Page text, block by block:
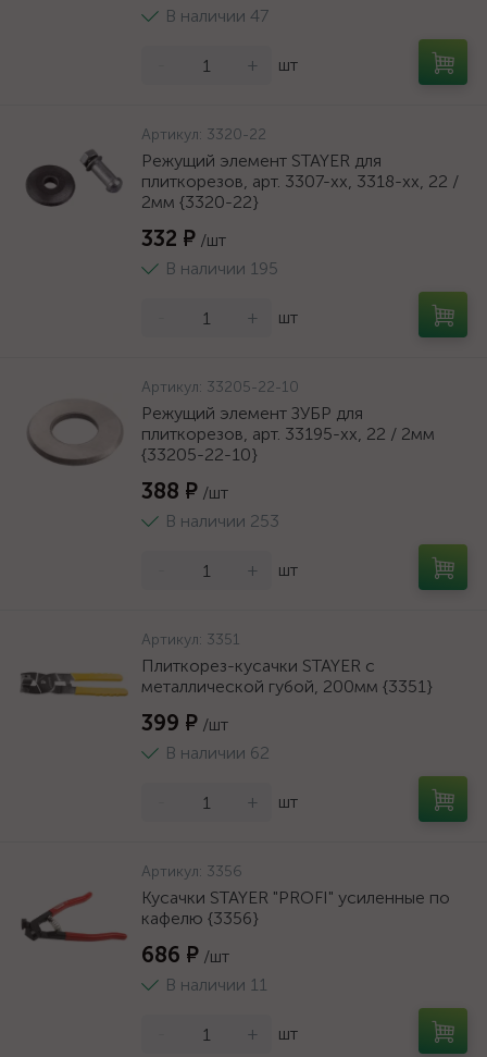
В наличии 47
+ шт
Артикул: 3320-22
Режущий элемент STAYER для
плиткорезов, арт. 3307-хх, 3318-хх, 22 /
2мм {3320-22}
332 ₽ /шт
В наличии 195
+ шт
Артикул: 33205-22-10
Режущий элемент ЗУБР для
плиткорезов, арт. 33195-хх, 22 / 2мм
{33205-22-10}
388 ₽ /шт
В наличии 253
+ шт
Артикул: 3351
Плиткорез-кусачки STAYER с
металлической губой, 200мм {3351}
399 ₽ /шт
В наличии 62
+ шт
Артикул: 3356
Кусачки STAYER "PROFI" усиленные по
кафелю {3356}
686 ₽ /шт
В наличии 11
+ шт